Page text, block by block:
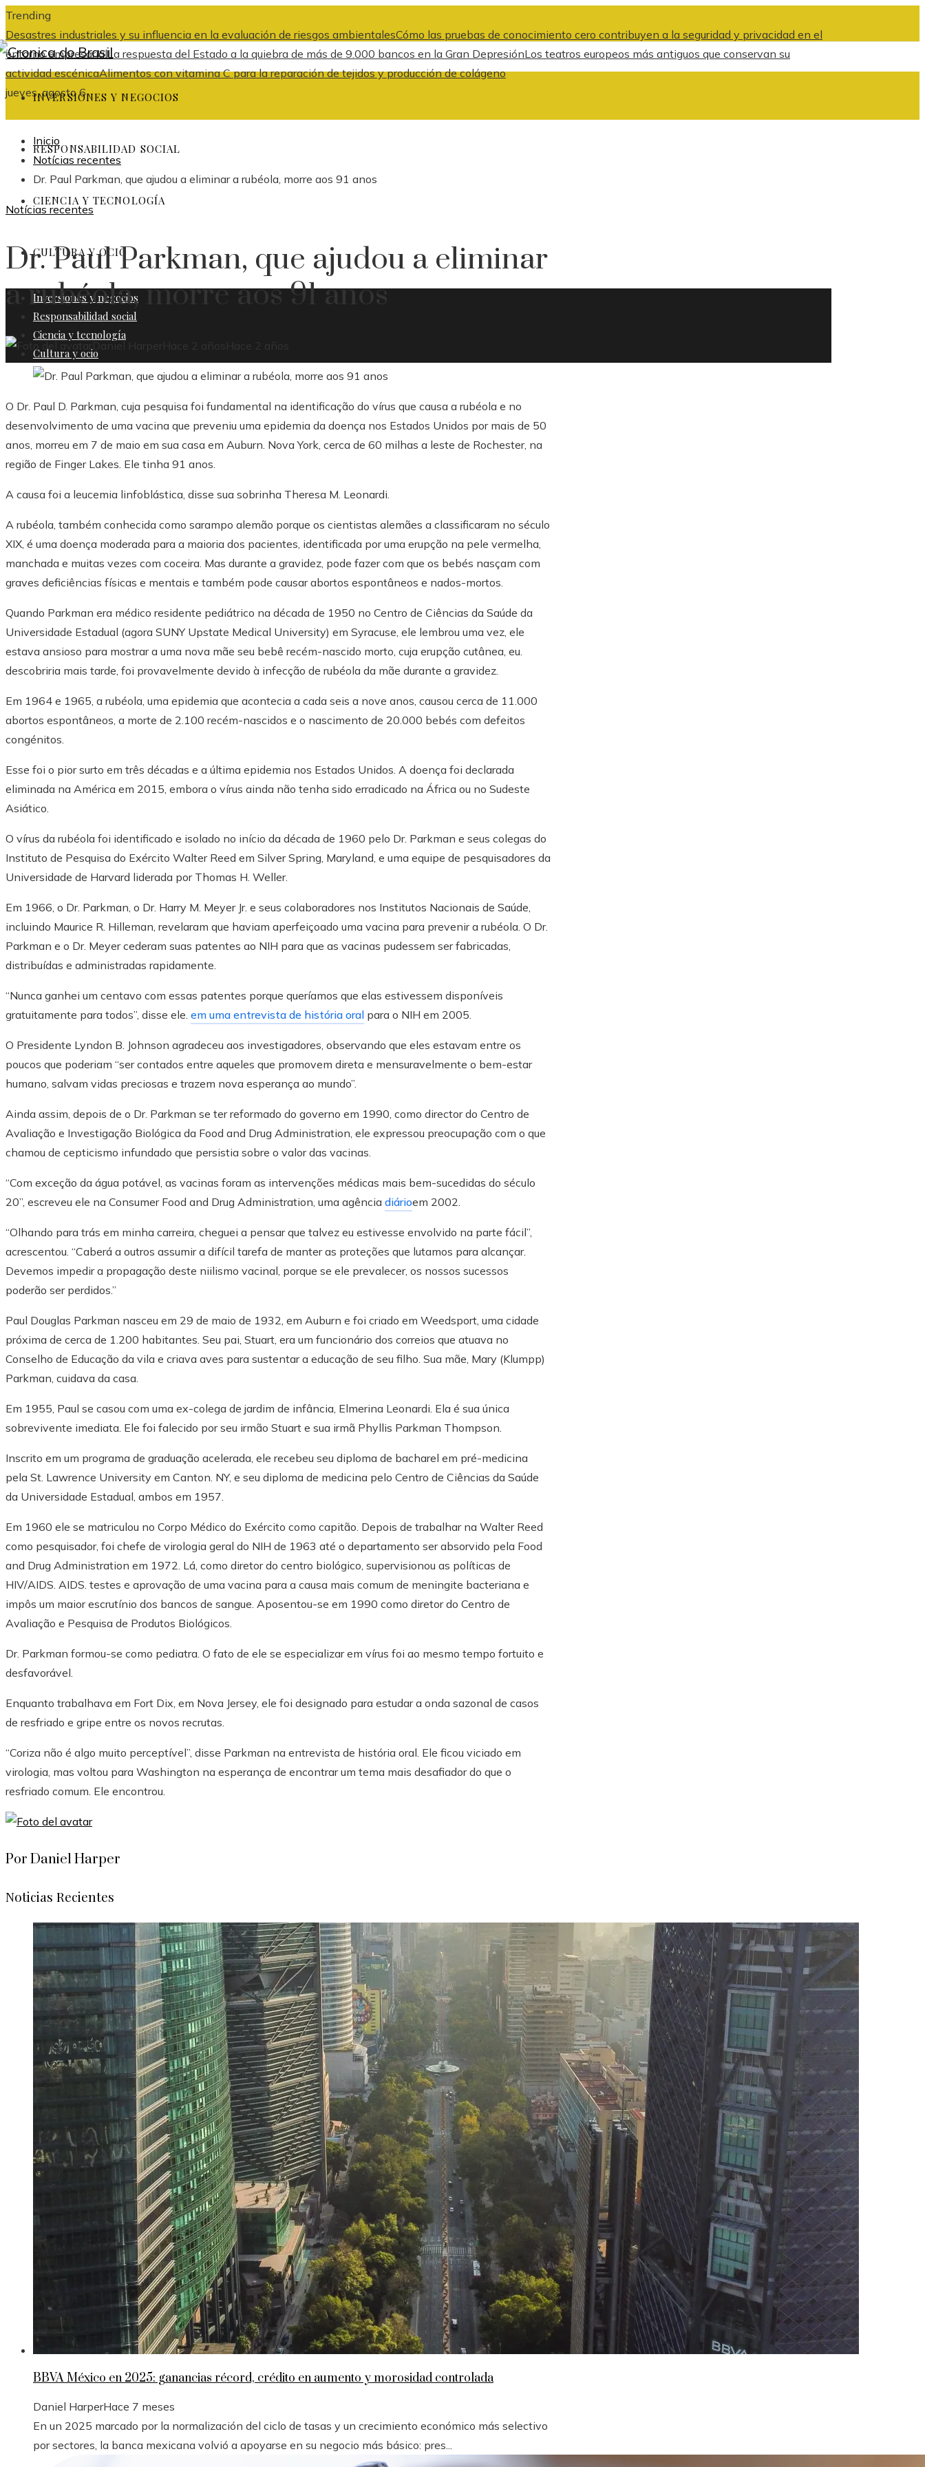
Trending
Desastres industriales y su influencia en la evaluación de riesgos ambientalesCómo las pruebas de conocimiento cero contribuyen a la seguridad y privacidad en el
entorno empresarialLa respuesta del Estado a la quiebra de más de 9.000 bancos en la Gran DepresiónLos teatros europeos más antiguos que conservan su
actividad escénicaAlimentos con vitamina C para la reparación de tejidos y producción de colágeno
jueves, agosto 6
INVERSIONES Y NEGOCIOS
RESPONSABILIDAD SOCIAL
CIENCIA Y TECNOLOGÍA
CULTURA Y OCIO
Inversiones y negocios
Responsabilidad social
Ciencia y tecnología
Cultura y ocio
Inicio
Notícias recentes
Dr. Paul Parkman, que ajudou a eliminar a rubéola, morre aos 91 anos
Notícias recentes
Dr. Paul Parkman, que ajudou a eliminar
a rubéola, morre aos 91 anos
Daniel Harper Hace 2 años Hace 2 años
O Dr. Paul D. Parkman, cuja pesquisa foi fundamental na identificação do vírus que causa a rubéola e no
desenvolvimento de uma vacina que preveniu uma epidemia da doença nos Estados Unidos por mais de 50
anos, morreu em 7 de maio em sua casa em Auburn. Nova York, cerca de 60 milhas a leste de Rochester, na
região de Finger Lakes. Ele tinha 91 anos.
A causa foi a leucemia linfoblástica, disse sua sobrinha Theresa M. Leonardi.
A rubéola, também conhecida como sarampo alemão porque os cientistas alemães a classificaram no século
XIX, é uma doença moderada para a maioria dos pacientes, identificada por uma erupção na pele vermelha,
manchada e muitas vezes com coceira. Mas durante a gravidez, pode fazer com que os bebés nasçam com
graves deficiências físicas e mentais e também pode causar abortos espontâneos e nados-mortos.
Quando Parkman era médico residente pediátrico na década de 1950 no Centro de Ciências da Saúde da
Universidade Estadual (agora SUNY Upstate Medical University) em Syracuse, ele lembrou uma vez, ele
estava ansioso para mostrar a uma nova mãe seu bebê recém-nascido morto, cuja erupção cutânea, eu.
descobriria mais tarde, foi provavelmente devido à infecção de rubéola da mãe durante a gravidez.
Em 1964 e 1965, a rubéola, uma epidemia que acontecia a cada seis a nove anos, causou cerca de 11.000
abortos espontâneos, a morte de 2.100 recém-nascidos e o nascimento de 20.000 bebés com defeitos
congénitos.
Esse foi o pior surto em três décadas e a última epidemia nos Estados Unidos. A doença foi declarada
eliminada na América em 2015, embora o vírus ainda não tenha sido erradicado na África ou no Sudeste
Asiático.
O vírus da rubéola foi identificado e isolado no início da década de 1960 pelo Dr. Parkman e seus colegas do
Instituto de Pesquisa do Exército Walter Reed em Silver Spring, Maryland, e uma equipe de pesquisadores da
Universidade de Harvard liderada por Thomas H. Weller.
Em 1966, o Dr. Parkman, o Dr. Harry M. Meyer Jr. e seus colaboradores nos Institutos Nacionais de Saúde,
incluindo Maurice R. Hilleman, revelaram que haviam aperfeiçoado uma vacina para prevenir a rubéola. O Dr.
Parkman e o Dr. Meyer cederam suas patentes ao NIH para que as vacinas pudessem ser fabricadas,
distribuídas e administradas rapidamente.
“Nunca ganhei um centavo com essas patentes porque queríamos que elas estivessem disponíveis
gratuitamente para todos”, disse ele. em uma entrevista de história oral para o NIH em 2005.
O Presidente Lyndon B. Johnson agradeceu aos investigadores, observando que eles estavam entre os
poucos que poderiam “ser contados entre aqueles que promovem direta e mensuravelmente o bem-estar
humano, salvam vidas preciosas e trazem nova esperança ao mundo”.
Ainda assim, depois de o Dr. Parkman se ter reformado do governo em 1990, como director do Centro de
Avaliação e Investigação Biológica da Food and Drug Administration, ele expressou preocupação com o que
chamou de cepticismo infundado que persistia sobre o valor das vacinas.
“Com exceção da água potável, as vacinas foram as intervenções médicas mais bem-sucedidas do século
20”, escreveu ele na Consumer Food and Drug Administration, uma agência diárioem 2002.
“Olhando para trás em minha carreira, cheguei a pensar que talvez eu estivesse envolvido na parte fácil”,
acrescentou. “Caberá a outros assumir a difícil tarefa de manter as proteções que lutamos para alcançar.
Devemos impedir a propagação deste niilismo vacinal, porque se ele prevalecer, os nossos sucessos
poderão ser perdidos.”
Paul Douglas Parkman nasceu em 29 de maio de 1932, em Auburn e foi criado em Weedsport, uma cidade
próxima de cerca de 1.200 habitantes. Seu pai, Stuart, era um funcionário dos correios que atuava no
Conselho de Educação da vila e criava aves para sustentar a educação de seu filho. Sua mãe, Mary (Klumpp)
Parkman, cuidava da casa.
Em 1955, Paul se casou com uma ex-colega de jardim de infância, Elmerina Leonardi. Ela é sua única
sobrevivente imediata. Ele foi falecido por seu irmão Stuart e sua irmã Phyllis Parkman Thompson.
Inscrito em um programa de graduação acelerada, ele recebeu seu diploma de bacharel em pré-medicina
pela St. Lawrence University em Canton. NY, e seu diploma de medicina pelo Centro de Ciências da Saúde
da Universidade Estadual, ambos em 1957.
Em 1960 ele se matriculou no Corpo Médico do Exército como capitão. Depois de trabalhar na Walter Reed
como pesquisador, foi chefe de virologia geral do NIH de 1963 até o departamento ser absorvido pela Food
and Drug Administration em 1972. Lá, como diretor do centro biológico, supervisionou as políticas de
HIV/AIDS. AIDS. testes e aprovação de uma vacina para a causa mais comum de meningite bacteriana e
impôs um maior escrutínio dos bancos de sangue. Aposentou-se em 1990 como diretor do Centro de
Avaliação e Pesquisa de Produtos Biológicos.
Dr. Parkman formou-se como pediatra. O fato de ele se especializar em vírus foi ao mesmo tempo fortuito e
desfavorável.
Enquanto trabalhava em Fort Dix, em Nova Jersey, ele foi designado para estudar a onda sazonal de casos
de resfriado e gripe entre os novos recrutas.
“Coriza não é algo muito perceptível”, disse Parkman na entrevista de história oral. Ele ficou viciado em
virologia, mas voltou para Washington na esperança de encontrar um tema mais desafiador do que o
resfriado comum. Ele encontrou.
Por Daniel Harper
Noticias Recientes
BBVA México en 2025: ganancias récord, crédito en aumento y morosidad controlada
Daniel HarperHace 7 meses
En un 2025 marcado por la normalización del ciclo de tasas y un crecimiento económico más selectivo
por sectores, la banca mexicana volvió a apoyarse en su negocio más básico: pres...